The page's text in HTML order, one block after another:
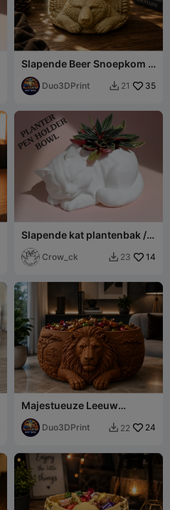
Slapende Beer Snoepkom -
3D Printmodel
Duo3DPrint  21 35
Slapende kat plantenbak /
pennenhouder
Crow_ck  23 14
Majestueuze Leeuw
Snoepschaal-Elegante
Leeuw Snackkom
Duo3DPrint  22 24